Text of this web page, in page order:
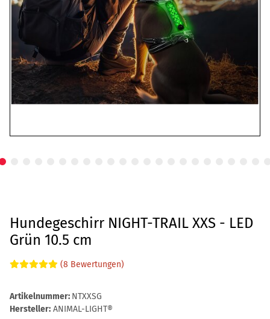
Hundegeschirr NIGHT-TRAIL XXS - LED
Grün 10.5 cm
(8 Bewertungen)
Artikelnummer: NTXXSG
Hersteller: ANIMAL-LIGHT®